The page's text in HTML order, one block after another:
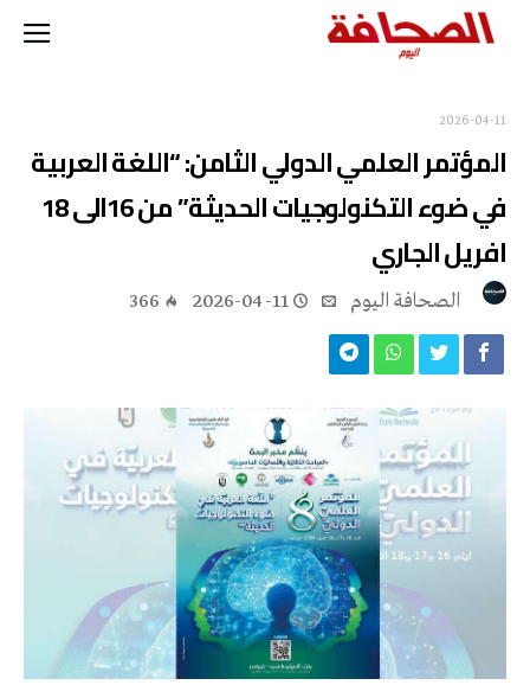
2026-04-11
المؤتمر العلمي الدولي الثامن: “اللغة العربية
في ضوء التكنولوجيات الحديثة” من 16الى 18
افريل الجاري
2026-04-11
366